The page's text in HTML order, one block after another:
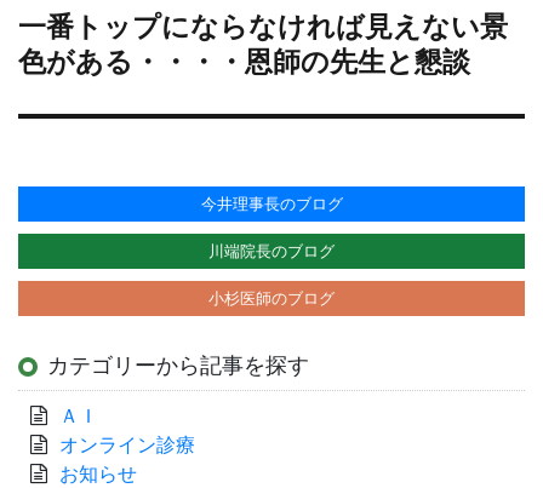
次
の
投
稿:
一番トップにならなければ見えない景
色がある・・・・恩師の先生と懇談
今井理事長のブログ
川端院長のブログ
小杉医師のブログ
カテゴリーから記事を探す
ＡＩ
オンライン診療
お知らせ